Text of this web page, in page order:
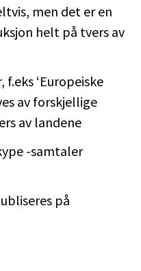
men det er en
helt på tvers av
‘Europeiske
av forskjellige
av landene
-samtaler
på